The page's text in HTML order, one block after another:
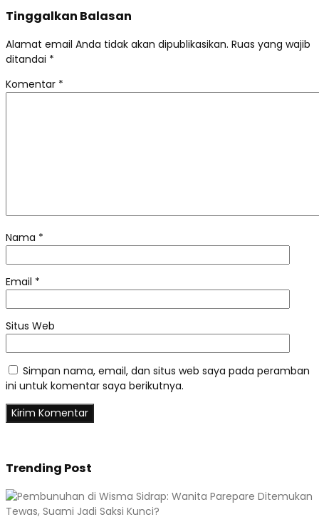
Tinggalkan Balasan
Alamat email Anda tidak akan dipublikasikan. Ruas yang wajib
ditandai *
Komentar *
Nama *
Email *
Situs Web
Simpan nama, email, dan situs web saya pada peramban
ini untuk komentar saya berikutnya.
Trending Post